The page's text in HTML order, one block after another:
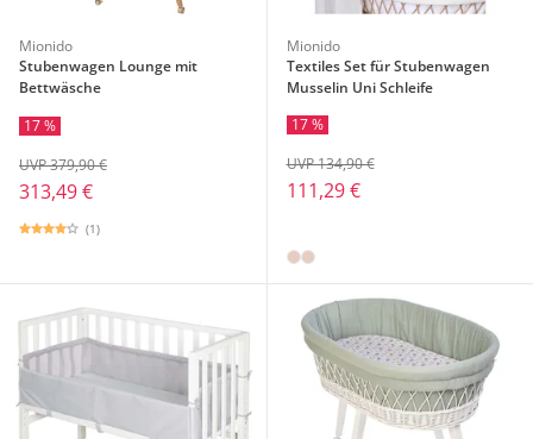
Mionido
Stubenwagen Lounge mit
Bettwäsche
17 %
313,49 €
UVP 379,90 €
(1)
Mionido
Textiles Set für Stubenwagen
Musselin Uni Schleife
17 %
111,29 €
UVP 134,90 €